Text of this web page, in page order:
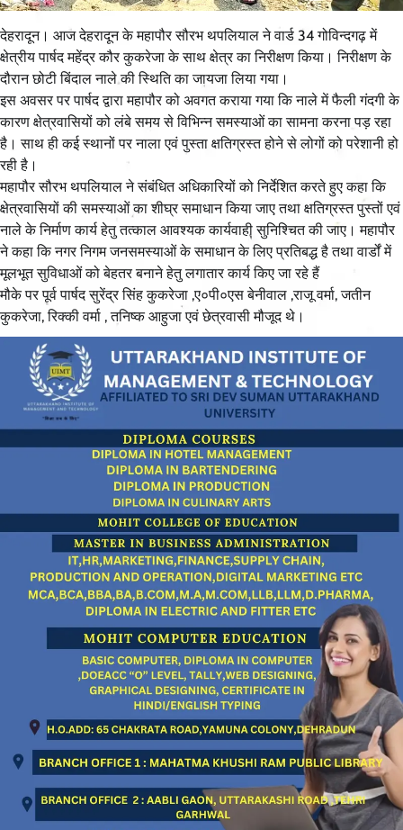
देहरादून। आज देहरादून के महापौर सौरभ थपलियाल ने वार्ड 34 गोविन्दगढ़ में
क्षेत्रीय पार्षद महेंद्र कौर कुकरेजा के साथ क्षेत्र का निरीक्षण किया। निरीक्षण के
दौरान छोटी बिंदाल नाले की स्थिति का जायजा लिया गया।
इस अवसर पर पार्षद द्वारा महापौर को अवगत कराया गया कि नाले में फैली गंदगी के
कारण क्षेत्रवासियों को लंबे समय से विभिन्न समस्याओं का सामना करना पड़ रहा
है। साथ ही कई स्थानों पर नाला एवं पुस्ता क्षतिग्रस्त होने से लोगों को परेशानी हो
रही है।
महापौर सौरभ थपलियाल ने संबंधित अधिकारियों को निर्देशित करते हुए कहा कि
क्षेत्रवासियों की समस्याओं का शीघ्र समाधान किया जाए तथा क्षतिग्रस्त पुस्तों एवं
नाले के निर्माण कार्य हेतु तत्काल आवश्यक कार्यवाही सुनिश्चित की जाए। महापौर
ने कहा कि नगर निगम जनसमस्याओं के समाधान के लिए प्रतिबद्ध है तथा वार्डों में
मूलभूत सुविधाओं को बेहतर बनाने हेतु लगातार कार्य किए जा रहे हैं
मौके पर पूर्व पार्षद सुरेंद्र सिंह कुकरेजा ,ए०पी०एस बेनीवाल ,राजू वर्मा, जतीन
कुकरेजा, रिक्की वर्मा , तनिष्क आहुजा एवं छेत्रवासी मौजूद थे।